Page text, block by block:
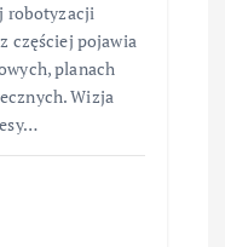
robotyzacji
częściej pojawia
planach
Wizja